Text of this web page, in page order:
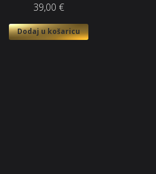
39,00 €
Dodaj u košaricu